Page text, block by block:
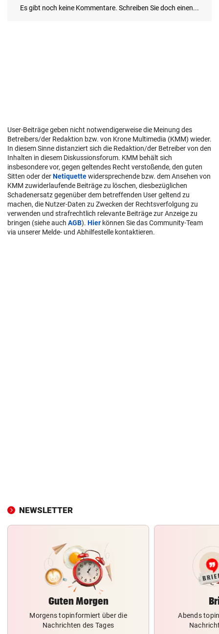
User-Beiträge geben nicht notwendigerweise die Meinung des
Betreibers/der Redaktion bzw. von Krone Multimedia (KMM) wieder.
In diesem Sinne distanziert sich die Redaktion/der Betreiber von den
Inhalten in diesem Diskussionsforum. KMM behält sich
insbesondere vor, gegen geltendes Recht verstoßende, den guten
Sitten oder derNetiquettewidersprechende bzw. dem Ansehen von
KMM zuwiderlaufende Beiträge zu löschen, diesbezüglichen
Schadenersatz gegenüber dem betreffenden User geltend zu
machen, die Nutzer-Daten zu Zwecken der Rechtsverfolgung zu
verwenden und strafrechtlich relevante Beiträge zur Anzeige zu
bringen (siehe auch AGB). Hier können Sie das Community-Team
via unserer Melde- und Abhilfestelle kontaktieren.
NEWSLETTER
Guten Morgen
Morgens topinformiert über die
Nachrichten des Tages
Abends